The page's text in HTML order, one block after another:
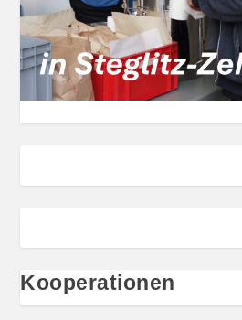
Kooperationen